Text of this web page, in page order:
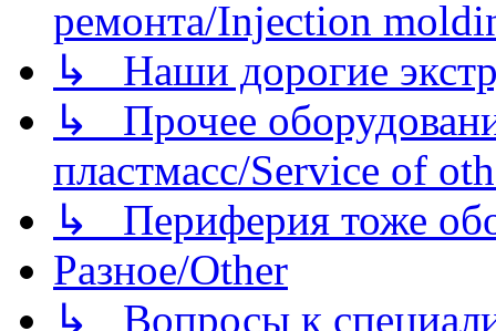
ремонта/Injection
↳ Наши дорогие
↳ Прочее
пластмасс/Service of
↳ Периферия тоже
Разное/Other
↳ Вопросы к